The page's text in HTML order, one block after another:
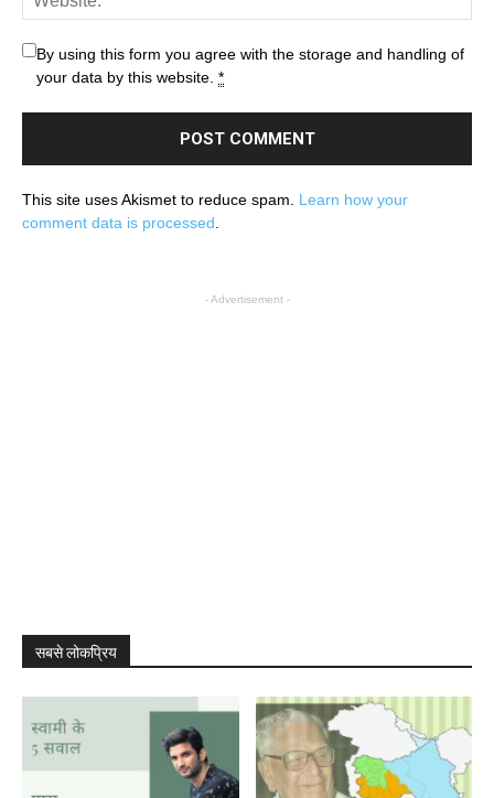
By using this form you agree with the storage and handling of
your data by this website. *
This site uses Akismet to reduce spam. Learn how your
comment data is processed
- Advertisement -
सबसे लोकप्रिय